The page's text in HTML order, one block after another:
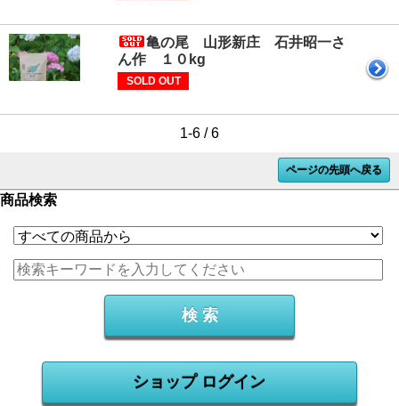
亀の尾 山形新庄 石井昭一さ
ん作 １０kg
SOLD OUT
1-6 / 6
ページの先頭へ戻る
商品検索
ショップ ログイン